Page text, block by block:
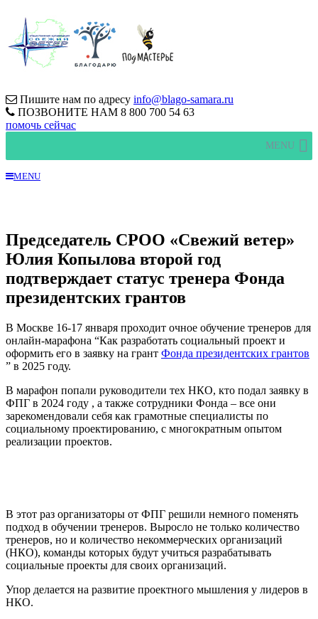
Пишите нам по адресу info@blago-samara.ru
ПОЗВОНИТЕ НАМ 8 800 700 54 63
помочь сейчас
MENU
MENU
Председатель СРОО «Свежий ветер»
Юлия Копылова второй год
подтверждает статус тренера Фонда
президентских грантов
В Москве 16-17 января проходит очное обучение тренеров для
онлайн-марафона “Как разработать социальный проект и
оформить его в заявку на грант Фонда президентских грантов
” в 2025 году.
В марафон попали руководители тех НКО, кто подал заявку в
ФПГ в 2024 году , а также сотрудники Фонда – все они
зарекомендовали себя как грамотные специалисты по
социальному проектированию, с многократным опытом
реализации проектов.
В этот раз организаторы от ФПГ решили немного поменять
подход в обучении тренеров. Выросло не только количество
тренеров, но и количество некоммерческих организаций
(НКО), команды которых будут учиться разрабатывать
социальные проекты для своих организаций.
Упор делается на развитие проектного мышления у лидеров в
НКО.